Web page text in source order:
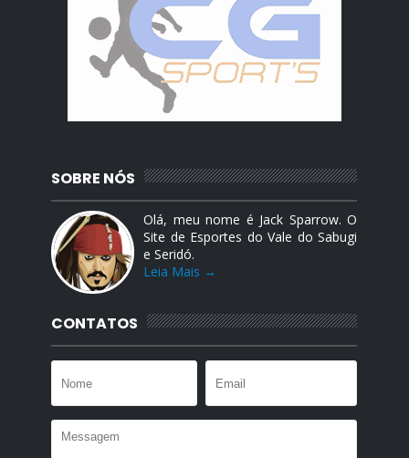
SOBRE NÓS
Olá, meu nome é Jack Sparrow. O
Site de Esportes do Vale do Sabugi
e Seridó.
Leia Mais →
CONTATOS